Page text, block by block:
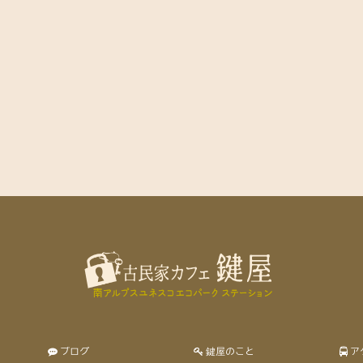
ブログ 鍵屋のこと ア